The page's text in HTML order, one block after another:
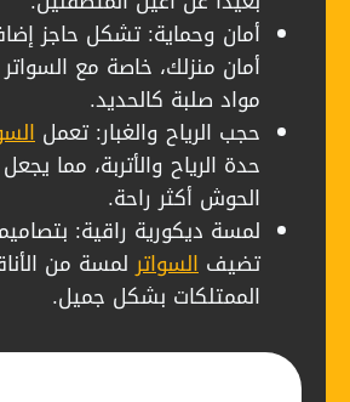
أمان وحماية: تشكل حاجز
أمان منزلك، خاصة مع
مواد صلبة كالحديد.
حجب الرياح والغبار: تعمل
حدة الرياح والأتربة، مما
الحوش أكثر راحة.
لمسة ديكورية راقية:
تضيف السواتر لمسة من
الممتلكات بشكل جميل.